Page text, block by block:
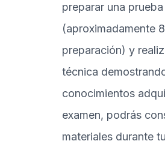
preparar una
(aproximadamente
preparación) y
técnica
conocimientos
examen, podrás
materiales durante